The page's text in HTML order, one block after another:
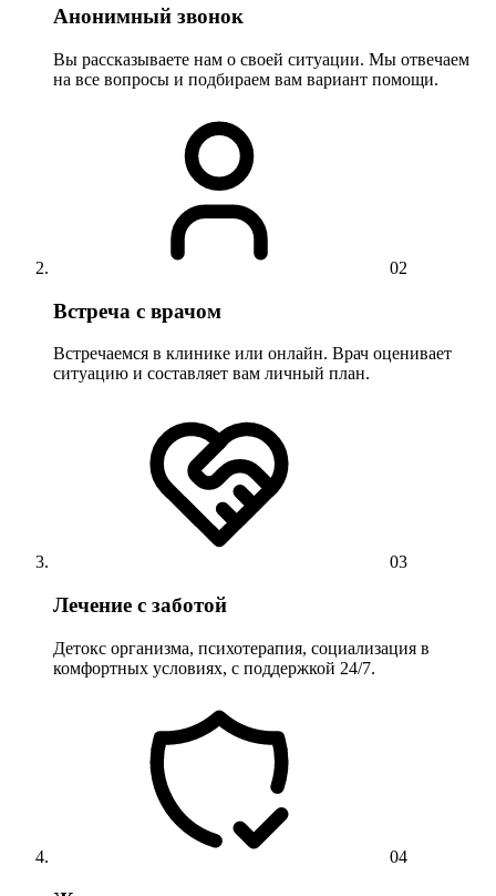
Анонимный звонок
Вы рассказываете нам о своей ситуации. Мы отвечаем
на все вопросы и подбираем вам вариант помощи.
02
Встреча с врачом
Встречаемся в клинике или онлайн. Врач оценивает
ситуацию и составляет вам личный план.
03
Лечение с заботой
Детокс организма, психотерапия, социализация в
комфортных условиях, с поддержкой 24/7.
04